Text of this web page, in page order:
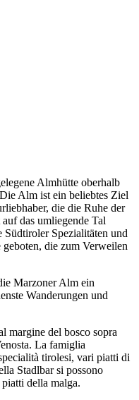
Almhütte oberhalb
Alm ist ein beliebtes Ziel
die die Ruhe der
das umliegende Tal
Südtiroler Spezialitäten und
die zum Verweilen
Marzoner Alm ein
Wanderungen und
margine del bosco sopra
La famiglia
tirolesi, vari piatti di
Stadlbar si possono
della malga.